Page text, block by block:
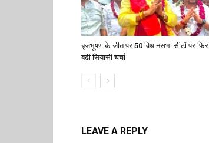
बृजभूषण के जीत पर 50 विधानसभा सीटों पर फिर
बढ़ी सियासी चर्चा
LEAVE A REPLY